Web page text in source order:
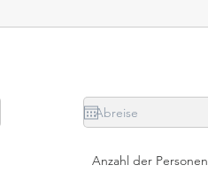
Anzahl der Personen